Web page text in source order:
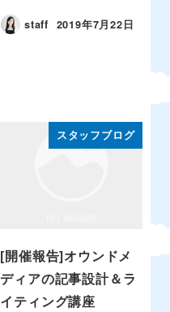
staff 2019年7月22日
スタッフブログ
[開催報告]オウンドメ
ディアの記事設計＆ラ
イティング講座